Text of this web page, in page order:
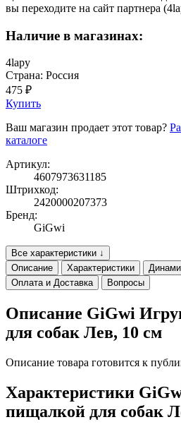
вы переходите на сайт партнера
Наличие в магазинах:
4lapy
Страна: Россия
475 ₽
Купить
Ваш магазин продает этот товар?
каталоге
Артикул:
4607973631185
Штрихкод:
2420000207373
Бренд:
GiGwi
Все характеристики ↓
Описание
Характеристики
Оплата и Доставка
Вопросы
Описание GiGwi
для собак Лев, 10 см
Описание товара готовится к
Характеристики
пищалкой для собак